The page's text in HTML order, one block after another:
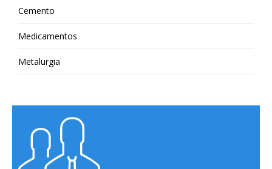
Cemento
Medicamentos
Metalurgia